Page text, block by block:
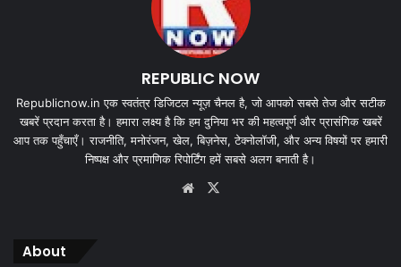
REPUBLIC NOW
Republicnow.in एक स्वतंत्र डिजिटल न्यूज़ चैनल है, जो आपको सबसे तेज और सटीक
खबरें प्रदान करता है। हमारा लक्ष्य है कि हम दुनिया भर की महत्वपूर्ण और प्रासंगिक खबरें
आप तक पहुँचाएँ। राजनीति, मनोरंजन, खेल, बिज़नेस, टेक्नोलॉजी, और अन्य विषयों पर हमारी
निष्पक्ष और प्रमाणिक रिपोर्टिंग हमें सबसे अलग बनाती है।
Website
About